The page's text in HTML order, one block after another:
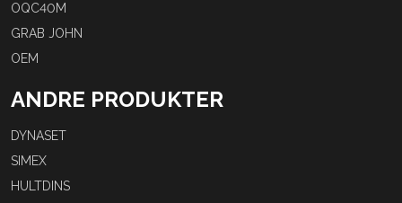
OQC40M
GRAB JOHN
OEM
ANDRE PRODUKTER
DYNASET
SIMEX
HULTDINS